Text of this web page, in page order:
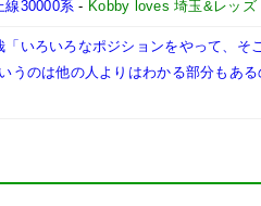
線30000系 - Kobby loves 埼玉&レッズ
「いろいろなポジションをやって、
うのは他の人よりはわかる部分もあ